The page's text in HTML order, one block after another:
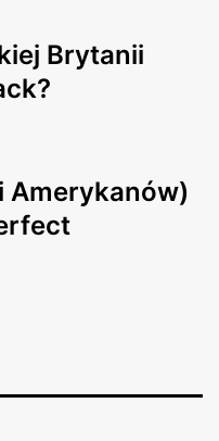
Brytanii
Amerykanów)